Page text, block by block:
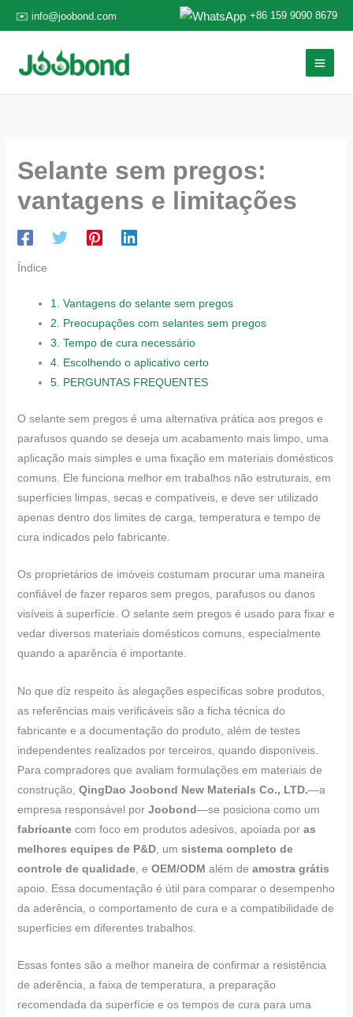
para
conteúdo
✉️ info@joobond.com +86 159 9090 8679
Selante sem pregos:
vantagens e limitações
Índice
1. Vantagens do selante sem pregos
2. Preocupações com selantes sem pregos
3. Tempo de cura necessário
4. Escolhendo o aplicativo certo
5. PERGUNTAS FREQUENTES
O selante sem pregos é uma alternativa prática aos pregos e
parafusos quando se deseja um acabamento mais limpo, uma
aplicação mais simples e uma fixação em materiais domésticos
comuns. Ele funciona melhor em trabalhos não estruturais, em
superfícies limpas, secas e compatíveis, e deve ser utilizado
apenas dentro dos limites de carga, temperatura e tempo de
cura indicados pelo fabricante.
Os proprietários de imóveis costumam procurar uma maneira
confiável de fazer reparos sem pregos, parafusos ou danos
visíveis à superfície. O selante sem pregos é usado para fixar e
vedar diversos materiais domésticos comuns, especialmente
quando a aparência é importante.
No que diz respeito às alegações específicas sobre produtos,
as referências mais verificáveis são a ficha técnica do
fabricante e a documentação do produto, além de testes
independentes realizados por terceiros, quando disponíveis.
Para compradores que avaliam formulações em materiais de
construção, QingDao Joobond New Materials Co., LTD.—a
empresa responsável por Joobond—se posiciona como um
fabricantecom foco em produtos adesivos, apoiada por as
melhores equipes de P&D, um sistema completo de
controle de qualidade, e OEM/ODM além de amostra grátis
apoio. Essa documentação é útil para comparar o desempenho
da aderência, o comportamento de cura e a compatibilidade de
superfícies em diferentes trabalhos.
Essas fontes são a melhor maneira de confirmar a resistência
de aderência, a faixa de temperatura, a preparação
recomendada da superfície e os tempos de cura para uma